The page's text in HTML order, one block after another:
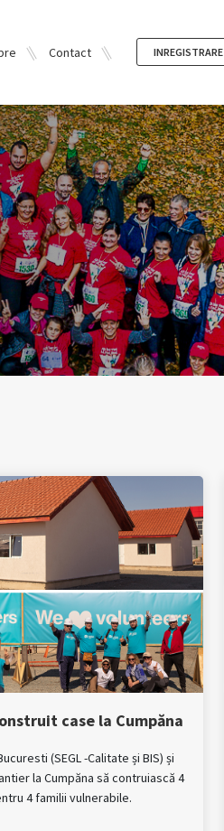
Contact INREGISTRARE
case la Cumpăna
(SEGL -Calitate și BIS) și
la Cumpăna să contruiască 4
4 familii vulnerabile.